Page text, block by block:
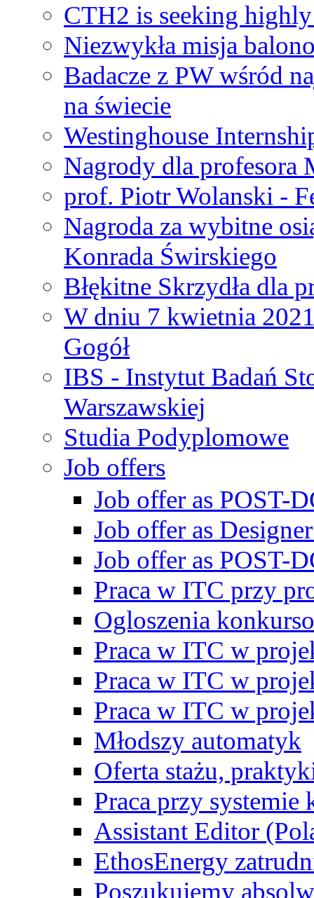
CTH2 is seeking
Niezwykła misja
Badacze z PW wśród
na świecie
Westinghouse
Nagrody dla profesora
prof. Piotr Wolanski -
Nagroda za wybitne
Konrada Świrskiego
Błękitne Skrzydła dla
W dniu 7 kwietnia
Gogół
IBS - Instytut Badań
Warszawskiej
Studia Podyplomowe
Job offers
Job offer as POST-
Job offer as
Job offer as POST-
Praca w ITC przy
Ogloszenia
Praca w ITC w
Praca w ITC w
Praca w ITC w
Młodszy automatyk
Oferta stażu,
Praca przy
Assistant Editor
EthosEnergy
Poszukujemy